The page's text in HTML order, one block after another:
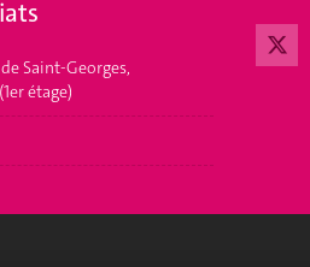
Saint-Georges,
étage)